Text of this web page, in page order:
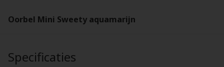
Oorbel Mini Sweety aquamarijn
Specificaties